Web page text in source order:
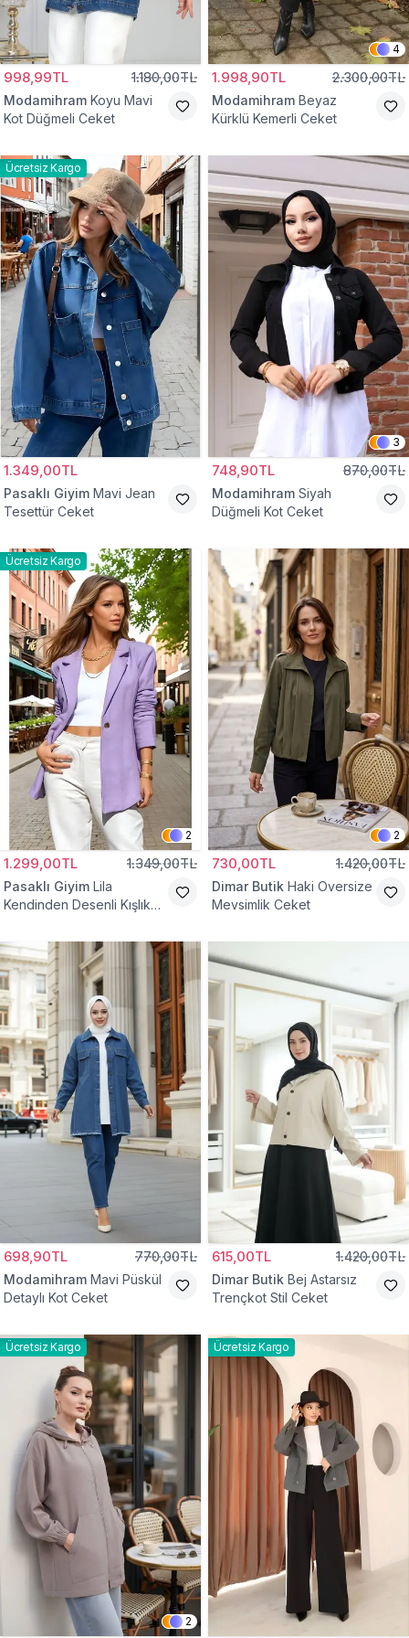
998,99TL 1.180,00TL
Modamihram Koyu Mavi
Kot Düğmeli Ceket
4
1.998,90TL 2.300,00TL
Modamihram Beyaz
Kürklü Kemerli Ceket
Ücretsiz Kargo
1.349,00TL
Pasaklı Giyim Mavi Jean
Tesettür Ceket
3
748,90TL 870,00TL
Modamihram Siyah
Düğmeli Kot Ceket
Ücretsiz Kargo
2
1.299,00TL 1.349,00TL
Pasaklı Giyim Lila
Kendinden Desenli Kışlık
Tesettür Ceket
2
730,00TL 1.420,00TL
Dimar Butik Haki Oversize
Mevsimlik Ceket
698,90TL 770,00TL
Modamihram Mavi Püskül
Detaylı Kot Ceket
615,00TL 1.420,00TL
Dimar Butik Bej Astarsız
Trençkot Stil Ceket
Ücretsiz Kargo
2
Ücretsiz Kargo